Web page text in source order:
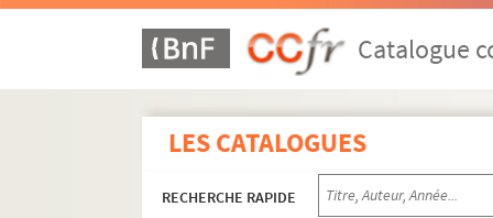
Catalogue
LES CATALOGUES
RECHERCHE RAPIDE